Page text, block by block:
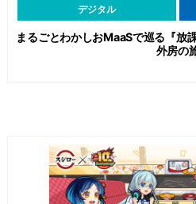
デジタル
まるごとわかしおMaaSで巡る『放
外房の